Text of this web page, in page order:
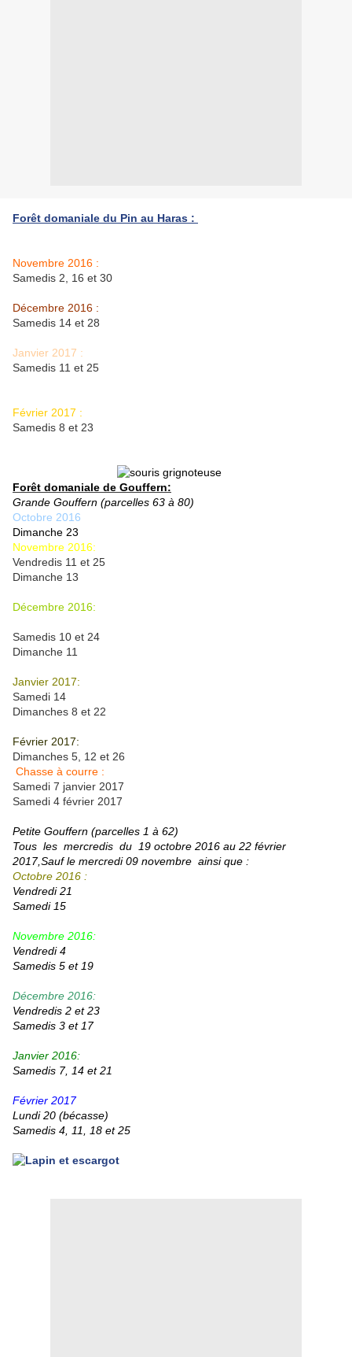
Forêt domaniale du Pin au Haras :
Novembre 2016 :
Samedis 2, 16 et 30
Décembre 2016 :
Samedis 14 et 28
Janvier 2017 :
Samedis 11 et 25
Février 2017 :
Samedis 8 et 23
Forêt domaniale de Gouffern:
Grande Gouffern (parcelles 63 à 80)
Octobre 2016
Dimanche 23
Novembre 2016:
Vendredis 11 et 25
Dimanche 13
Décembre 2016:
Samedis 10 et 24
Dimanche 11
Janvier 2017:
Samedi 14
Dimanches 8 et 22
Février 2017:
Dimanches 5, 12 et 26
Chasse à courre :
Samedi 7 janvier 2017
Samedi 4 février 2017
Petite Gouffern (parcelles 1 à 62)
Tous les mercredis du 19 octobre 2016 au 22 février
2017,Sauf le mercredi 09 novembre ainsi que :
Octobre 2016 :
Vendredi 21
Samedi 15
Novembre 2016:
Vendredi 4
Samedis 5 et 19
Décembre 2016:
Vendredis 2 et 23
Samedis 3 et 17
Janvier 2016:
Samedis 7, 14 et 21
Février 2017
Lundi 20 (bécasse)
Samedis 4, 11, 18 et 25